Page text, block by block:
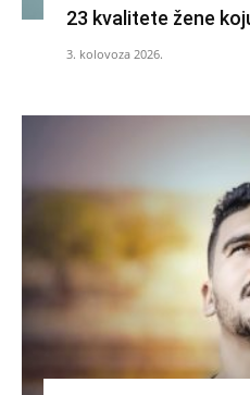
23 kvalitete žene
3. kolovoza 2026.